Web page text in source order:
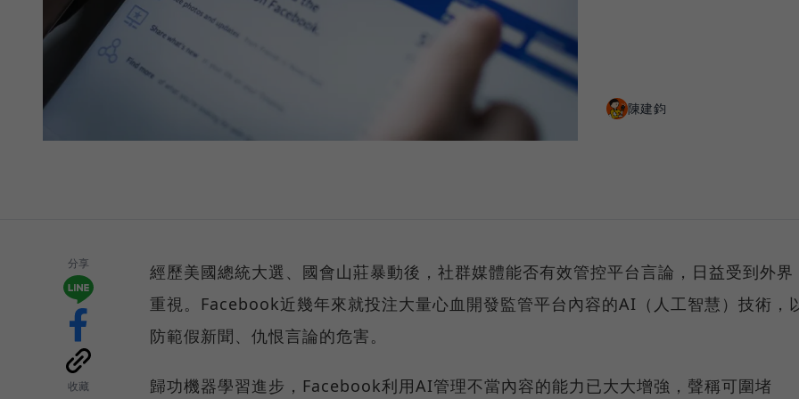
陳建鈞
分享
收藏
經歷美國總統大選、國會山莊暴動後，社群媒體能否有效管控平台言論，日益受到外界
重視。Facebook近幾年來就投注大量心血開發監管平台內容的AI（人工智慧）技術，
防範假新聞、仇恨言論的危害。
歸功機器學習進步，Facebook利用AI管理不當內容的能力已大大增強，聲稱可圍堵